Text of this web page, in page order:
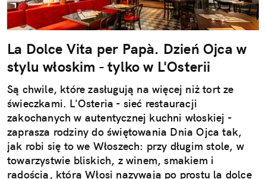
La Dolce Vita per Papà. Dzień Ojca w
stylu włoskim - tylko w L'Osterii
Są chwile, które zasługują na więcej niż tort ze
świeczkami. L'Osteria - sieć restauracji
zakochanych w autentycznej kuchni włoskiej -
zaprasza rodziny do świętowania Dnia Ojca tak,
jak robi się to we Włoszech: przy długim stole, w
towarzystwie bliskich, z winem, smakiem i
radością, którą Włosi nazywają po prostu la dolce